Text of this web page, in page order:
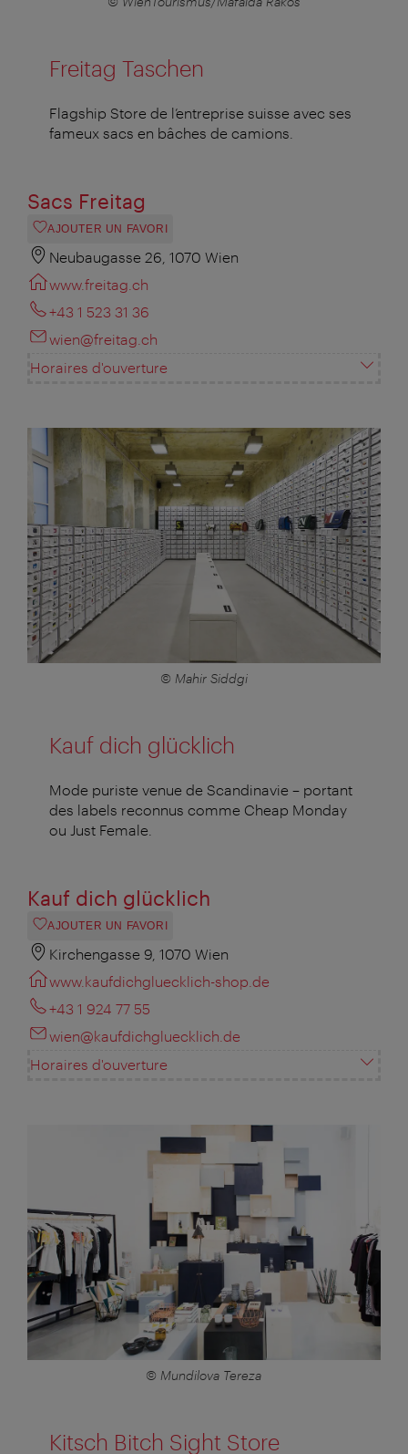
Freitag Taschen
Flagship Store de l’entreprise suisse avec ses
fameux sacs en bâches de camions.
Sacs Freitag
AJOUTER UN FAVORI
Neubaugasse 26, 1070 Wien
www.freitag.ch
+43 1 523 31 36
wien@freitag.ch
Horaires d'ouverture
© Mahir Siddgi
Kauf dich glücklich
Mode puriste venue de Scandinavie – portant
des labels reconnus comme Cheap Monday
ou Just Female.
Kauf dich glücklich
AJOUTER UN FAVORI
Kirchengasse 9, 1070 Wien
www.kaufdichgluecklich-shop.de
+43 1 924 77 55
wien@kaufdichgluecklich.de
Horaires d'ouverture
© Mundilova Tereza
Kitsch Bitch Sight Store